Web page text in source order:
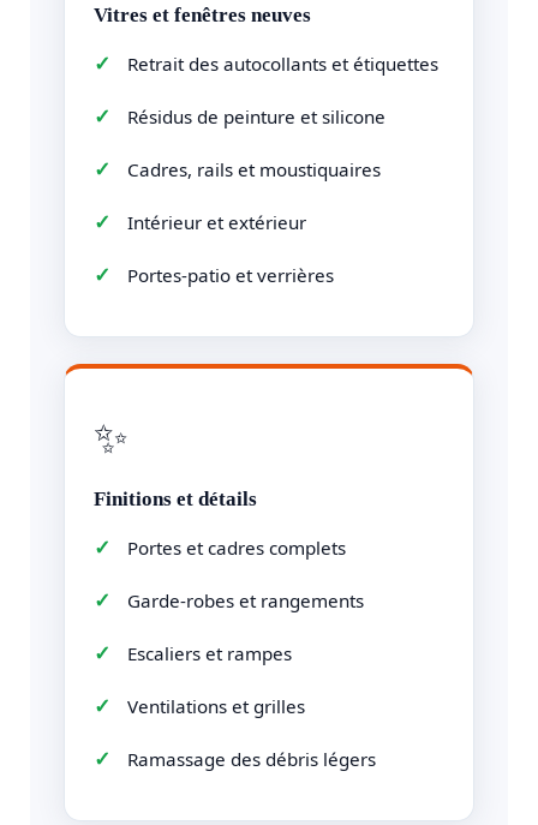
Vitres et fenêtres neuves
Retrait des autocollants et étiquettes
Résidus de peinture et silicone
Cadres, rails et moustiquaires
Intérieur et extérieur
Portes-patio et verrières
✨
Finitions et détails
Portes et cadres complets
Garde-robes et rangements
Escaliers et rampes
Ventilations et grilles
Ramassage des débris légers